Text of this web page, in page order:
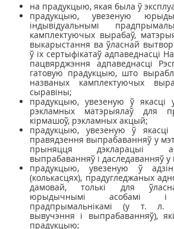
на прадукцыю, якая была ў
прадукцыю, увезеную
індывідуальнымі
камплектуючых вырабаў,
выкарыстання ва ўласнай
ў іх сертыфікатаў адпаведнасці
пацвярджэння адпаведнасці
гатовую прадукцыю, што
названых камплектуючых
сыравіны;
прадукцыю, увезеную ў якасці
рэкламных матэрыялаў для
кірмашоў, рэкламных акцый;
прадукцыю, увезеную ў
правядзення выпрабаванняў у
прыняцця дэкларацыі
выпрабаванняў і даследаванняў у
прадукцыю, увезеную ў
(колькасцях), прадугледжаных
дамовай, толькі для
юрыдычнымі асобамі і
прадпрымальнікамі (у т. л.
вывучэння і выпрабаванняў),
прадукцыю;